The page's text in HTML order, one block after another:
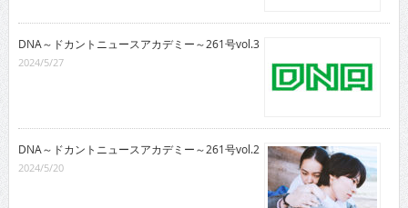
DNA～ドカントニュースアカデミー～261号vol.3
2024/5/27
DNA～ドカントニュースアカデミー～261号vol.2
2024/5/20